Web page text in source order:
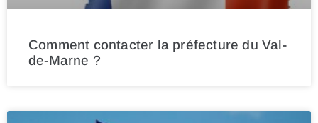
Comment contacter la préfecture du Val-
de-Marne ?